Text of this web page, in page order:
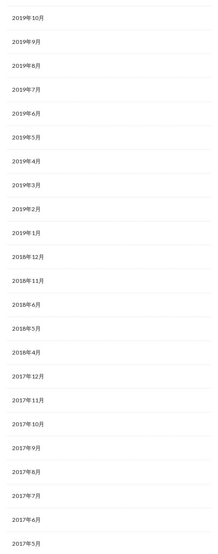
2019年10月
2019年9月
2019年8月
2019年7月
2019年6月
2019年5月
2019年4月
2019年3月
2019年2月
2019年1月
2018年12月
2018年11月
2018年6月
2018年5月
2018年4月
2017年12月
2017年11月
2017年10月
2017年9月
2017年8月
2017年7月
2017年6月
2017年5月